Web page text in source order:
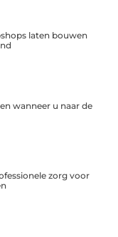
laten bouwen
wanneer u naar de
zorg voor